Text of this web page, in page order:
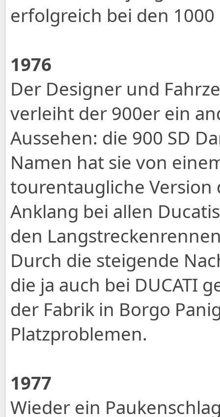
erfolgreich bei den
1976
Der Designer und
verleiht der 900er ein
Aussehen: die 900 SD
Namen hat sie von
tourentaugliche Version
Anklang bei allen
den
Durch die steigende
die ja auch bei DUCATI
der Fabrik in Borgo
Platzproblemen.
1977
Wieder ein